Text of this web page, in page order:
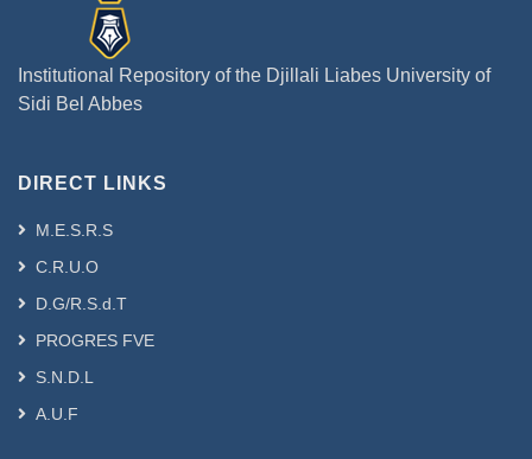
Institutional Repository of the Djillali Liabes University of
Sidi Bel Abbes
DIRECT LINKS
M.E.S.R.S
C.R.U.O
D.G/R.S.d.T
PROGRES FVE
S.N.D.L
A.U.F